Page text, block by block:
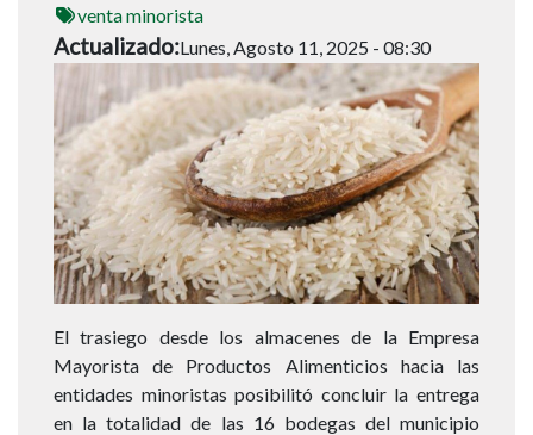
venta minorista
Actualizado Lunes, Agosto 11, 2025 - 08:30
El trasiego desde los almacenes de la Empresa
Mayorista de Productos Alimenticios hacia las
entidades minoristas posibilitó concluir la entrega
en la totalidad de las 16 bodegas del municipio